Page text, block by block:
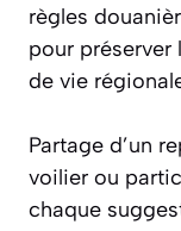
règles
pour préserver
de vie
Partage d’un
voilier ou
chaque